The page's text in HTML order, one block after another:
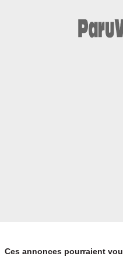
Ces annonces pourraient